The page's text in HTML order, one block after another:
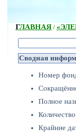
ГЛАВНАЯ/
Сводная
Номер
Полное
Количество
Крайние